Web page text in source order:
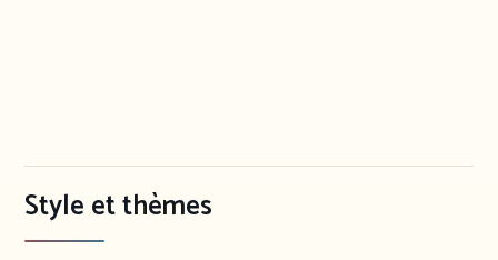
Style et thèmes